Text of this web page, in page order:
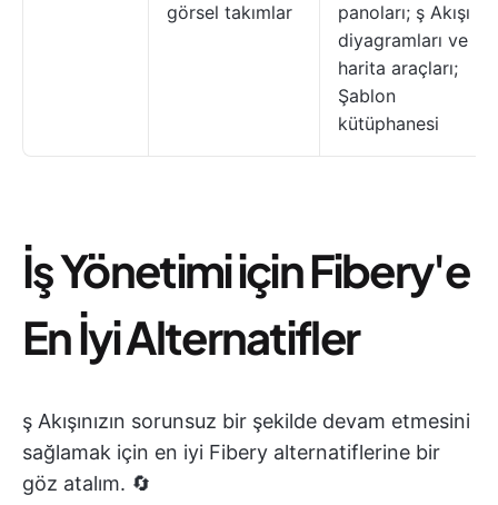
görsel takımlar
panoları; ş Akışı
diyagramları ve
harita araçları;
Şablon
kütüphanesi
İş Yönetimi için Fibery'e
En İyi Alternatifler
ş Akışınızın sorunsuz bir şekilde devam etmesini
sağlamak için en iyi Fibery alternatiflerine bir
göz atalım. 🔄